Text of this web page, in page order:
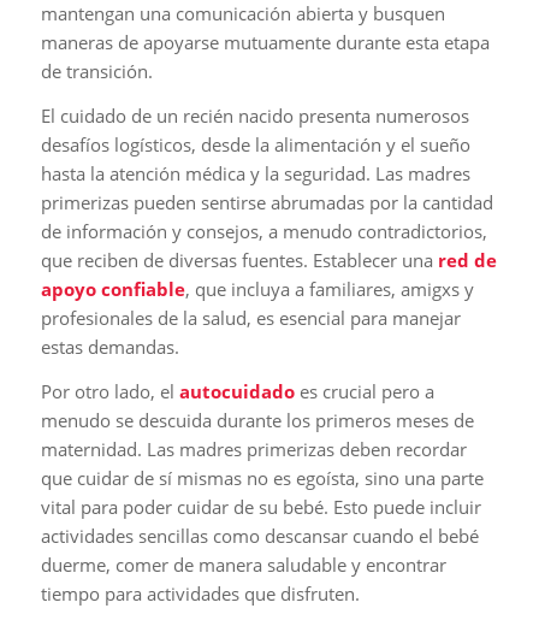
mantengan una comunicación abierta y busquen
maneras de apoyarse mutuamente durante esta etapa
de transición.
El cuidado de un recién nacido presenta numerosos
desafíos logísticos, desde la alimentación y el sueño
hasta la atención médica y la seguridad. Las madres
primerizas pueden sentirse abrumadas por la cantidad
de información y consejos, a menudo contradictorios,
que reciben de diversas fuentes. Establecer una red de
apoyo confiable, que incluya a familiares, amigxs y
profesionales de la salud, es esencial para manejar
estas demandas.
Por otro lado, el autocuidadoes crucial pero a
menudo se descuida durante los primeros meses de
maternidad. Las madres primerizas deben recordar
que cuidar de sí mismas no es egoísta, sino una parte
vital para poder cuidar de su bebé. Esto puede incluir
actividades sencillas como descansar cuando el bebé
duerme, comer de manera saludable y encontrar
tiempo para actividades que disfruten.